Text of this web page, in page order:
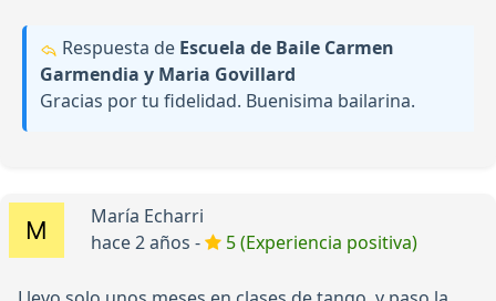
Respuesta de Escuela de Baile Carmen
Garmendia y Maria Govillard
Gracias por tu fidelidad. Buenisima bailarina.
María Echarri
hace 2 años -
5 (Experiencia positiva)